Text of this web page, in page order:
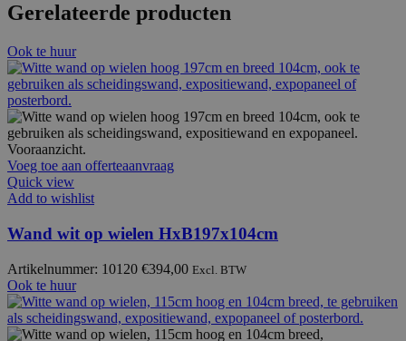
Gerelateerde producten
Ook te huur
Voeg toe aan offerteaanvraag
Quick view
Add to wishlist
Wand wit op wielen HxB197x104cm
Artikelnummer: 10120 €394,00 Excl. BTW
Ook te huur